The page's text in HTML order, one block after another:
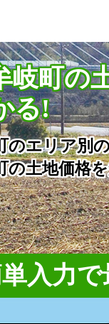
岐町の
る!
のエリア別
の土地価格
入力で